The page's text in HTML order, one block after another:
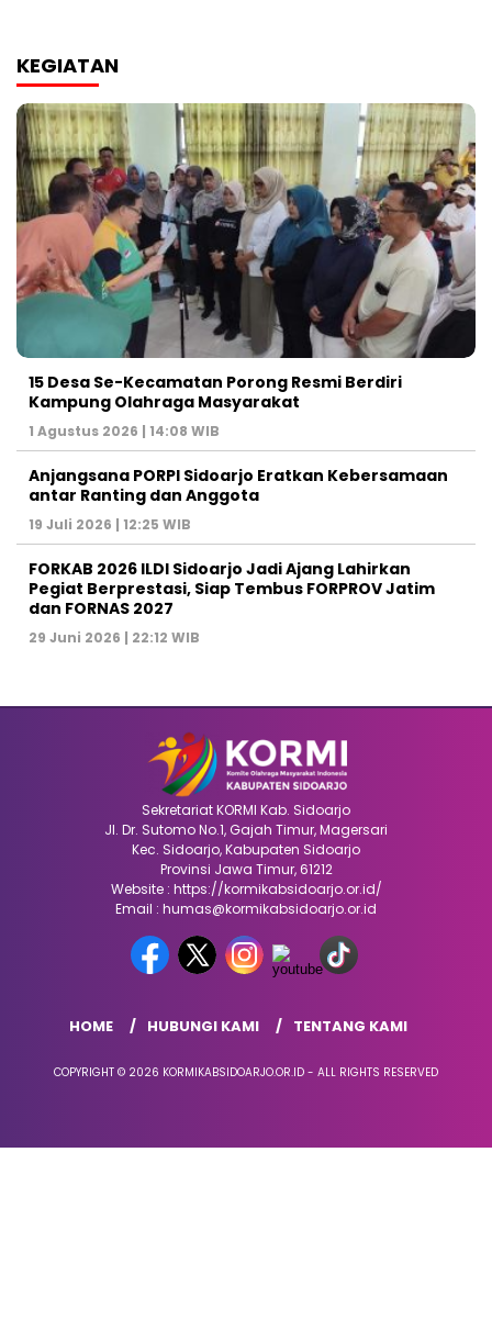
KEGIATAN
15 Desa Se-Kecamatan Porong Resmi Berdiri
Kampung Olahraga Masyarakat
1 Agustus 2026 | 14:08 WIB
Anjangsana PORPI Sidoarjo Eratkan Kebersamaan
antar Ranting dan Anggota
19 Juli 2026 | 12:25 WIB
FORKAB 2026 ILDI Sidoarjo Jadi Ajang Lahirkan
Pegiat Berprestasi, Siap Tembus FORPROV Jatim
dan FORNAS 2027
29 Juni 2026 | 22:12 WIB
Sekretariat KORMI Kab. Sidoarjo
Jl. Dr. Sutomo No.1, Gajah Timur, Magersari
Kec. Sidoarjo, Kabupaten Sidoarjo
Provinsi Jawa Timur, 61212
Website : https://kormikabsidoarjo.or.id/
Email : humas@kormikabsidoarjo.or.id
HOME HUBUNGI KAMI TENTANG KAMI
COPYRIGHT © 2026 KORMIKABSIDOARJO.OR.ID - ALL RIGHTS RESERVED